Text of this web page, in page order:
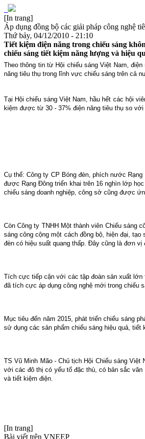
[In trang]
Áp dụng đồng bộ các giải pháp công nghệ
Thứ bảy, 04/12/2010 - 21:10
Tiết kiệm điện năng trong chiếu sáng
chiếu sáng tiết kiệm năng lượng và hiệu
Theo thông tin từ Hội chiếu sáng Việt Nam,
năng tiêu thụ trong lĩnh vực chiếu sáng trên cả
Tại Hội chiếu sáng Việt Nam, hầu hết các hội
kiệm được từ 30 - 37% điện năng tiêu thụ so
Cụ thể: Công ty CP Bóng đèn, phích nước
được Rạng Đông triển khai trên 16 nghìn lớp
chiếu sáng doanh nghiệp, công sở cũng được
Còn Công ty TNHH Một thành viên Chiếu sáng
sáng công cộng một cách đồng bộ, hiện đại,
đèn có hiệu suất quang thấp. Đây cũng là đơn
Tích cực tiếp cận với các tập đoàn sản xuất lớn
đã tích cực áp dụng công nghệ mới trong chiếu
Mục tiêu đến năm 2015, phát triển chiếu sáng
sử dụng các sản phẩm chiếu sáng hiệu quả, tiết
TS Vũ Minh Mão - Chủ tịch Hội Chiếu sáng
với các đô thị có yếu tố đặc thù, có bản sắc
và tiết kiệm điện.
[In trang]
Bài viết trên VNEEP